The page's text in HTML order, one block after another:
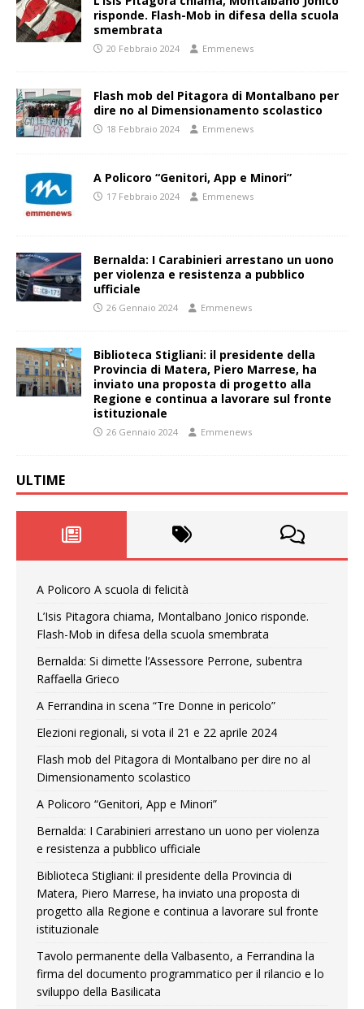
risponde. Flash-Mob in difesa della scuola
smembrata
20 Febbraio 2024 Emmenews
Flash mob del Pitagora di Montalbano per
dire no al Dimensionamento scolastico
18 Febbraio 2024 Emmenews
A Policoro “Genitori, App e Minori”
17 Febbraio 2024 Emmenews
Bernalda: I Carabinieri arrestano un uono
per violenza e resistenza a pubblico
ufficiale
26 Gennaio 2024 Emmenews
Biblioteca Stigliani: il presidente della
Provincia di Matera, Piero Marrese, ha
inviato una proposta di progetto alla
Regione e continua a lavorare sul fronte
istituzionale
26 Gennaio 2024 Emmenews
ULTIME
A Policoro A scuola di felicità
L’Isis Pitagora chiama, Montalbano Jonico risponde.
Flash-Mob in difesa della scuola smembrata
Bernalda: Si dimette l’Assessore Perrone, subentra
Raffaella Grieco
A Ferrandina in scena “Tre Donne in pericolo”
Elezioni regionali, si vota il 21 e 22 aprile 2024
Flash mob del Pitagora di Montalbano per dire no al
Dimensionamento scolastico
A Policoro “Genitori, App e Minori”
Bernalda: I Carabinieri arrestano un uono per violenza
e resistenza a pubblico ufficiale
Biblioteca Stigliani: il presidente della Provincia di
Matera, Piero Marrese, ha inviato una proposta di
progetto alla Regione e continua a lavorare sul fronte
istituzionale
Tavolo permanente della Valbasento, a Ferrandina la
firma del documento programmatico per il rilancio e lo
sviluppo della Basilicata